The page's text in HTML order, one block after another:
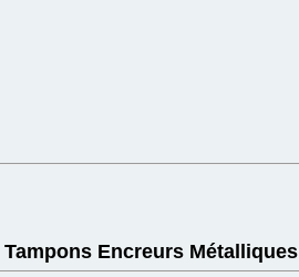
Tampons EncreursMétalliques